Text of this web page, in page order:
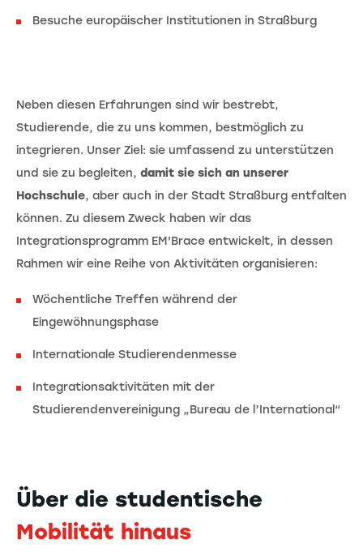
Besuche europäischer Institutionen in Straßburg
Neben diesen Erfahrungen sind wir bestrebt,
Studierende, die zu uns kommen, bestmöglich zu
integrieren. Unser Ziel: sie umfassend zu unterstützen
und sie zu begleiten, damit sie sich an unserer
Hochschule, aber auch in der Stadt Straßburg entfalten
können. Zu diesem Zweck haben wir das
Integrationsprogramm EM'Brace entwickelt, in dessen
Rahmen wir eine Reihe von Aktivitäten organisieren:
Wöchentliche Treffen während der
Eingewöhnungsphase
Internationale Studierendenmesse
Integrationsaktivitäten mit der
Studierendenvereinigung „Bureau de l’International“
Über die studentische
Mobilität hinaus